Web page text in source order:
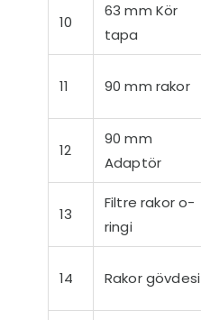
10
63 mm Kör
tapa
11 90 mm rakor
12
90 mm
Adaptör
13
Filtre rakor o-
ringi
14 Rakor gövdesi